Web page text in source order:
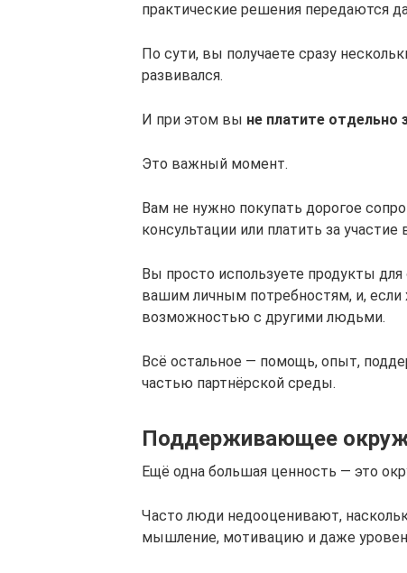
практические решения передаются
По сути, вы получаете сразу
развивался.
И при этом вы не платите отдельно
Это важный момент.
Вам не нужно покупать дорогое
консультации или платить за
Вы просто используете продукты
вашим личным потребностям, и, если
возможностью с другими людьми.
Всё остальное — помощь, опыт,
частью партнёрской среды.
Поддерживающее
Ещё одна большая ценность — это
Часто люди недооценивают,
мышление, мотивацию и даже